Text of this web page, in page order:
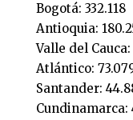
Bogotá: 332.118
Antioquia:
Valle del
Atlántico:
Santander:
Cundinamarca: